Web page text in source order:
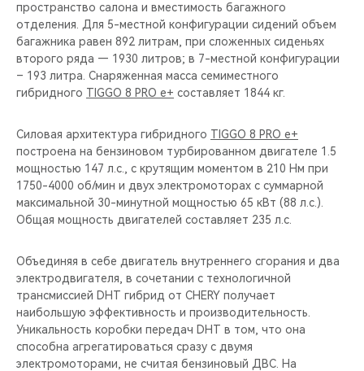
пространство салона и вместимость багажного
отделения. Для 5-местной конфигурации сидений объем
багажника равен 892 литрам, при сложенных сиденьях
второго ряда — 1930 литров; в 7-местной конфигурации
– 193 литра. Снаряженная масса семиместного
гибридного TIGGO 8 PRO e+ составляет 1844 кг.
Силовая архитектура гибридного TIGGO 8 PRO e+
построена на бензиновом турбированном двигателе 1.5
мощностью 147 л.с., с крутящим моментом в 210 Нм при
1750-4000 об/мин и двух электромоторах с суммарной
максимальной 30-минутной мощностью 65 кВт (88 л.с.).
Общая мощность двигателей составляет 235 л.с.
Объединяя в себе двигатель внутреннего сгорания и два
электродвигателя, в сочетании с технологичной
трансмиссией DHT гибрид от CHERY получает
наибольшую эффективность и производительность.
Уникальность коробки передач DHT в том, что она
способна агрегатироваться сразу с двумя
электромоторами, не считая бензиновый ДВС. На